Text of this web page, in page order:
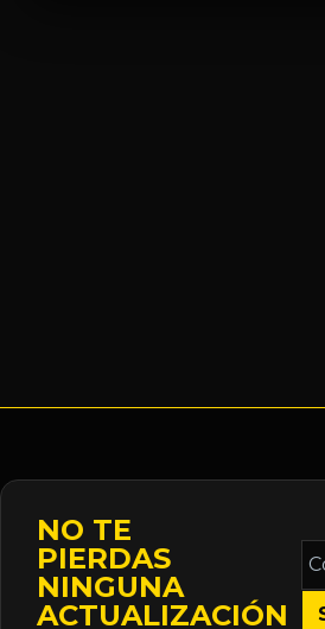
NO TE
PIERDAS
NINGUNA
ACTUALIZACIÓN
*